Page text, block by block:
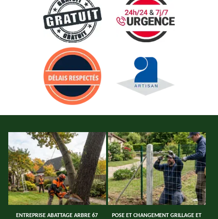
ENTREPRISE ABATTAGE ARBRE 67
POSE ET CHANGEMENT GRILLAGE ET